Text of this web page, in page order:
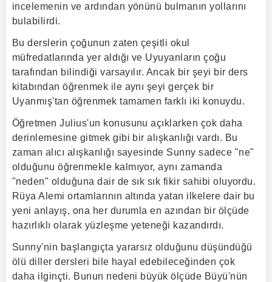
incelemenin ve ardından yönünü bulmanın yollarını
bulabilirdi.
Bu derslerin çoğunun zaten çeşitli okul
müfredatlarında yer aldığı ve Uyuyanların çoğu
tarafından bilindiği varsayılır. Ancak bir şeyi bir ders
kitabından öğrenmek ile aynı şeyi gerçek bir
Uyanmış'tan öğrenmek tamamen farklı iki konuydu.
Öğretmen Julius'un konusunu açıklarken çok daha
derinlemesine gitmek gibi bir alışkanlığı vardı. Bu
zaman alıcı alışkanlığı sayesinde Sunny sadece "ne"
olduğunu öğrenmekle kalmıyor, aynı zamanda
"neden" olduğuna dair de sık sık fikir sahibi oluyordu.
Rüya Alemi ortamlarının altında yatan ilkelere dair bu
yeni anlayış, ona her durumla en azından bir ölçüde
hazırlıklı olarak yüzleşme yeteneği kazandırdı.
Sunny'nin başlangıçta yararsız olduğunu düşündüğü
ölü diller dersleri bile hayal edebileceğinden çok
daha ilginçti. Bunun nedeni büyük ölçüde Büyü'nün